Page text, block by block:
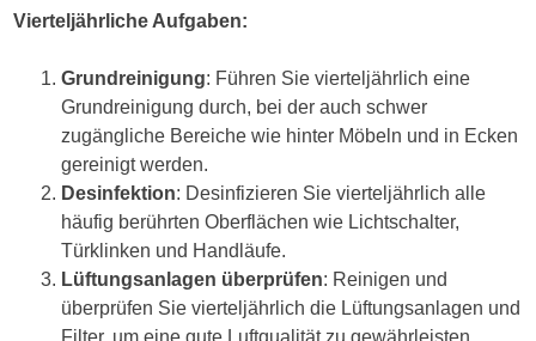
Vierteljährliche Aufgaben:
Grundreinigung: Führen Sie vierteljährlich eine
Grundreinigung durch, bei der auch schwer
zugängliche Bereiche wie hinter Möbeln und in Ecken
gereinigt werden.
Desinfektion: Desinfizieren Sie vierteljährlich alle
häufig berührten Oberflächen wie Lichtschalter,
Türklinken und Handläufe.
Lüftungsanlagen überprüfen: Reinigen und
überprüfen Sie vierteljährlich die Lüftungsanlagen und
Filter, um eine gute Luftqualität zu gewährleisten.